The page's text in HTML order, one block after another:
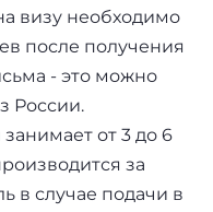
визу необходимо
после получения
- это можно
России.
от 3 до 6
за
в случае подачи в